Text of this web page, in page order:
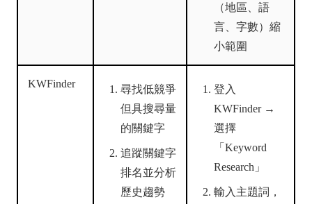
（地區、語
言、字數）縮
小範圍
KWFinder
尋找低競爭
但具搜尋量
的關鍵字
追蹤關鍵字
排名並分析
歷史趨勢
登入
KWFinder →
選擇
「Keyword
Research」
輸入主題詞，